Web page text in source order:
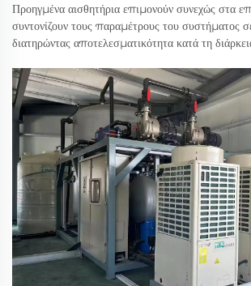
Προηγμένα αισθητήρια επιμονούν συνεχώς στα
συντονίζουν τους παραμέτρους του συστήματος
διατηρώντας αποτελεσματικότητα κατά τη